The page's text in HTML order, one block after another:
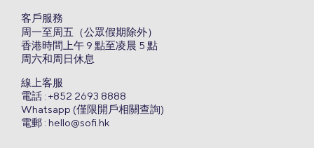
客戶服務
周一至周五（公眾假期除外）
香港時間上午 9 點至凌晨 5 點
周六和周日休息
線上客服
電話 : +852 2693 8888
Whatsapp (僅限開戶相關查詢)
電郵 : hello@sofi.hk